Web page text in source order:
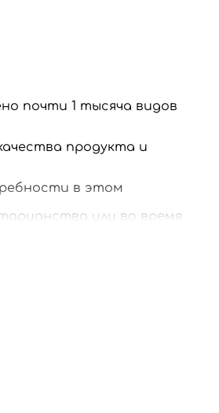
почти 1 тысяча видов
продукта и
в этом
или во время